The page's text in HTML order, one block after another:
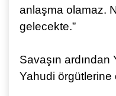
anlaşma olamaz.
gelecekte.”
Savaşın ardından
Yahudi örgütlerine